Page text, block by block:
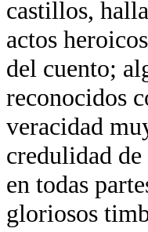
castillos,
actos
del cuento;
reconocidos
veracidad
credulidad de
en todas
gloriosos